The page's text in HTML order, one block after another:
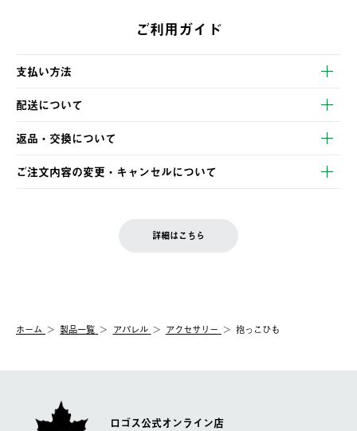
ご利用ガイド
支払い方法
以下のいずれかの方法でお支払いいただけます。
・クレジットカード決済
・コンビニ決済
・Pay-easy決済
配送について
【発送スケジュール】
ご注文・ご入金完了より2営業日以内に商品を発送いたします。
土日祝の発送はございませんので、木曜日以降のご注文は週明け
の発送となる場合がございます。
【配送業者】
佐川急便にて配送されます。
返品・交換について
※お客様都合の場合
お客様都合の返品にかかる送料は、お客様ご負担とさせていただ
む）は受け付けておりません。
一度お手元の商品を返品いただき、ご希望商品を再注文してくだ
ご注文内容の変更・キャンセルについて
LOGOS FAMILY会員の方は、会員マイページ内 購入履歴画面に
詳細はこちら
ホーム 製品一覧 アパレル アクセサリー 抱っこひも
ロゴス公式オンライン店